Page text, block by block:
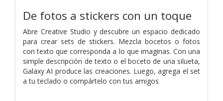
De fotos a stickers con un toque
Abre Creative Studio y descubre un espacio dedicado
para crear sets de stickers. Mezcla bocetos o fotos
con texto que corresponda a lo que imaginas. Con una
simple descripción de texto o el boceto de una silueta,
Galaxy AI produce las creaciones. Luego, agrega el set
a tu teclado o compártelo con tus amigos